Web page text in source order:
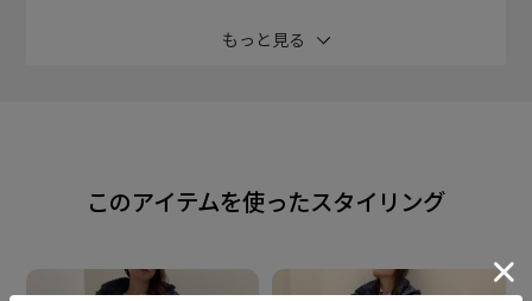
くアウター単体の洒落感も重要。
暖かさをキープしつつ動きやすい ハーフ丈は普段使い
もっと見る
このアイテムを使ったスタイリング